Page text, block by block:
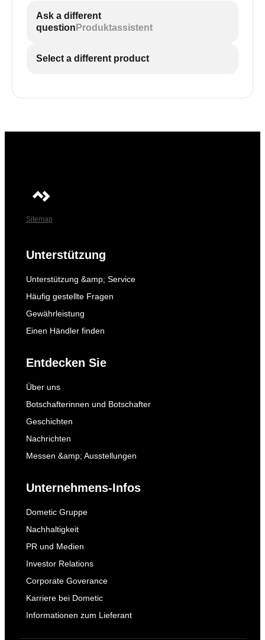
Ask a different
question Produktassistent
Select a different product
Sitemap
Unterstützung
Unterstützung &amp; Service
Häufig gestellte Fragen
Gewährleistung
Einen Händler finden
Entdecken Sie
Über uns
Botschafterinnen und Botschafter
Geschichten
Nachrichten
Messen &amp; Ausstellungen
Unternehmens-Infos
Dometic Gruppe
Nachhaltigkeit
PR und Medien
Investor Relations
Corporate Goverance
Karriere bei Dometic
Informationen zum Lieferant